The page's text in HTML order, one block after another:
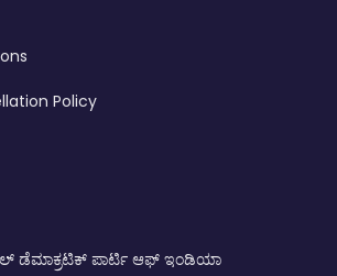
Policy
ಪಾರ್ಟಿ ಆಫ್ ಇಂಡಿಯಾ